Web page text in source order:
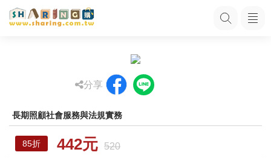
分享
長期照顧社會服務與法規實務
85折 442元 520